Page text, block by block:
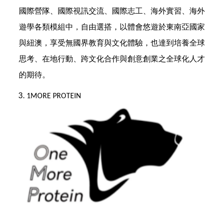
國際營隊、國際視訊交流、國際志工、海外實習、海外
遊學各類模組中，自由選搭，以體會悠遊於東南亞國家
與紐澳，享受無國界教育與文化體驗，也達到培養全球
思考、在地行動、跨文化合作與創意創業之全球化人才
的期待。
1MORE PROTEIN